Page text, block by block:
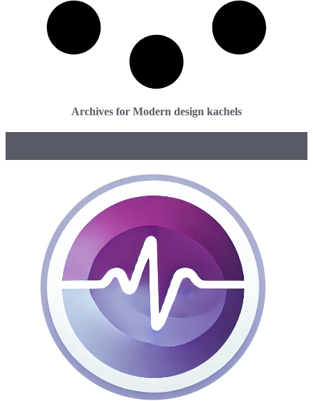
Archives for Modern design kachels